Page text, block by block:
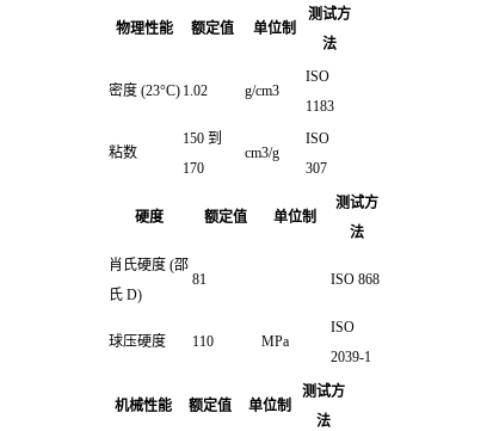
物理性能 额定值 单位制
测试方
法
密度 (23°C) 1.02 g/cm3
ISO
1183
粘数
150 到
170
cm3/g
ISO
307
硬度 额定值 单位制
测试方
法
肖氏硬度 (邵
氏 D)
81 ISO 868
球压硬度 110 MPa
ISO
2039-1
机械性能 额定值 单位制
测试方
法